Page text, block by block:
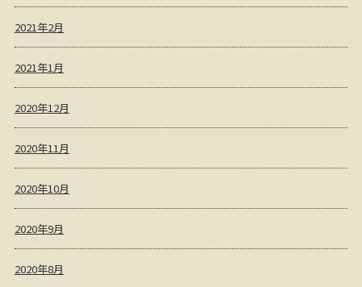
2021年2月
2021年1月
2020年12月
2020年11月
2020年10月
2020年9月
2020年8月